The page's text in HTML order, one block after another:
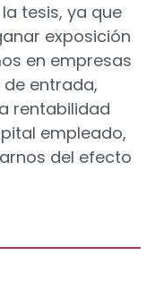
tesis, ya que
exposición
en empresas
entrada,
rentabilidad
empleado,
del efecto